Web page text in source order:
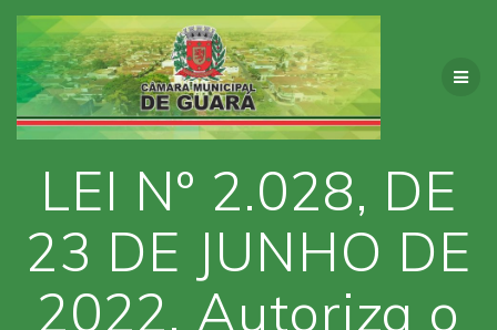
Skip
to
content
LEI Nº 2.028, DE
23 DE JUNHO DE
2022. Autoriza o